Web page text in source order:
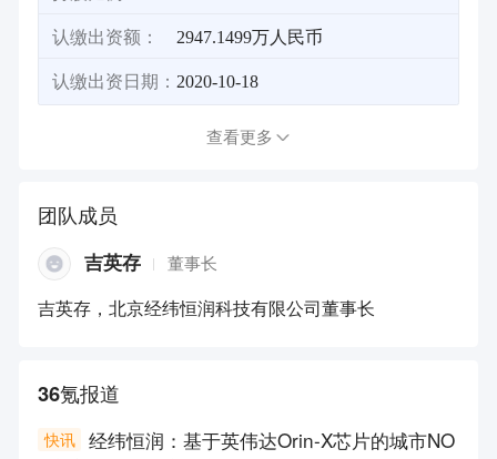
认缴出资额： 2947.1499万人民币
认缴出资日期： 2020-10-18
查看更多
团队成员
吉英存 董事长
吉英存，北京经纬恒润科技有限公司董事长
36氪报道
经纬恒润：基于英伟达Orin-X芯片的城市NO
快讯